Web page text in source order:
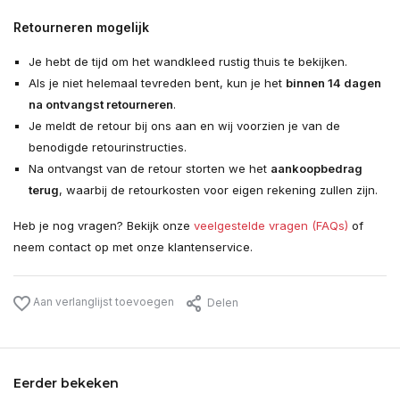
Retourneren mogelijk
Je hebt de tijd om het wandkleed rustig thuis te bekijken.
Als je niet helemaal tevreden bent, kun je het binnen 14 dagen
na ontvangst retourneren.
Je meldt de retour bij ons aan en wij voorzien je van de
benodigde retourinstructies.
Na ontvangst van de retour storten we het aankoopbedrag
terug, waarbij de retourkosten voor eigen rekening zullen zijn.
Heb je nog vragen? Bekijk onze veelgestelde vragen (FAQs) of
neem contact op met onze klantenservice.
Aan verlanglijst toevoegen Delen
Eerder bekeken